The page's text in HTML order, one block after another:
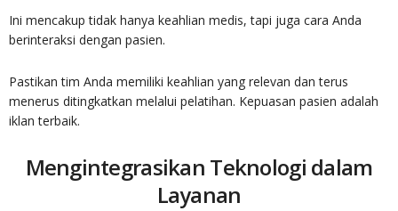
Ini mencakup tidak hanya keahlian medis, tapi juga cara Anda
berinteraksi dengan pasien.
Pastikan tim Anda memiliki keahlian yang relevan dan terus
menerus ditingkatkan melalui pelatihan. Kepuasan pasien adalah
iklan terbaik.
Mengintegrasikan Teknologi dalam
Layanan